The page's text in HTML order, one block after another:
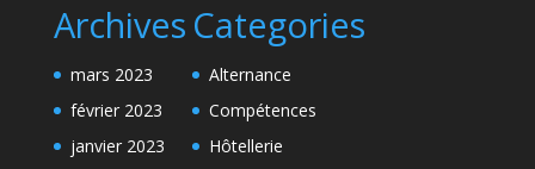
Archives
mars 2023
février 2023
janvier 2023
Categories
Alternance
Compétences
Hôtellerie